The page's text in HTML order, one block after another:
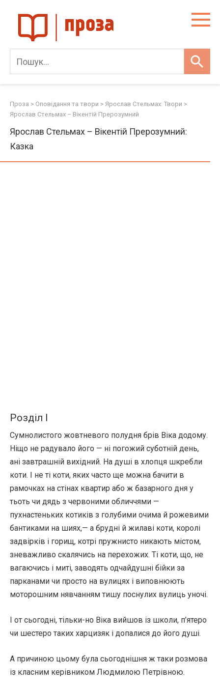
content
Проза > Оповідання та твори > Ярослав Стельмах: Твори >
Ярослав Стельмах – Вікентій Прерозумний
Ярослав Стельмах – Вікентій Прерозумний:
Казка
Розділ І
Сумнолистого жовтневого полудня брів Віка додому.
Ніщо не радувало його — ні погожий суботній день,
ані завтрашній вихідний. На душі в хлопця шкребли
коти. І не ті коти, яких часто ще можна бачити в
рамочках на стінах квартир або ж базарного дня у
тьоть чи дядь з червоними обличчями —
пухнастеньких котиків з голубими очима й рожевими
бантиками на шиях,— а брудні й жилаві коти, королі
задвірків і горищ, котрі пружнисто никають містом,
зневажливо скалячись на перехожих. Ті коти, що, не
вагаючись і миті, заводять одчайдушні бійки за
парканами чи просто на вулицях і виповнюють
моторошним нявчанням тишу поснулих вулиць уночі.
І от сьогодні, тільки-но Віка вийшов із школи, п’ятеро
чи шестеро таких харцизяк і допалися до його душі.
А причиною цьому була сьогоднішня ж таки розмова
із класним керівником Людмилою Петрівною.